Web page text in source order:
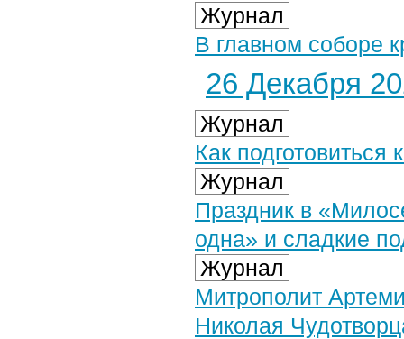
Журнал
В главном соборе
26 Декабря
Журнал
Как подготовиться
Журнал
Праздник в
одна» и сладкие
Журнал
Митрополит
Николая